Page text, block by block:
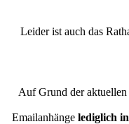
Leider ist auch das
Auf Grund der
Emailanhänge lediglich